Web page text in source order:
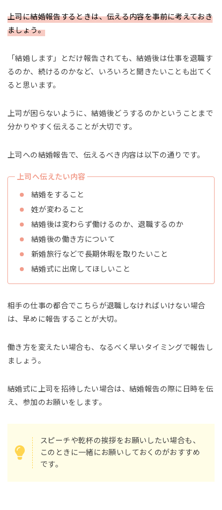
上司に結婚報告するときは、伝える内容を事前に考えておき
ましょう。
「結婚します」とだけ報告されても、結婚後は仕事を退職す
るのか、続けるのかなど、いろいろと聞きたいことも出てく
ると思います。
上司が困らないように、結婚後どうするのかということまで
分かりやすく伝えることが大切です。
上司への結婚報告で、伝えるべき内容は以下の通りです。
上司へ伝えたい内容
結婚をすること
姓が変わること
結婚後は変わらず働けるのか、退職するのか
結婚後の働き方について
新婚旅行などで長期休暇を取りたいこと
結婚式に出席してほしいこと
相手の仕事の都合でこちらが退職しなければいけない場合
は、早めに報告することが大切。
働き方を変えたい場合も、なるべく早いタイミングで報告し
ましょう。
結婚式に上司を招待したい場合は、結婚報告の際に日時を伝
え、参加のお願いをします。
スピーチや乾杯の挨拶をお願いしたい場合も、
このときに一緒にお願いしておくのがおすすめ
です。